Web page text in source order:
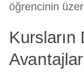
öğrencinin